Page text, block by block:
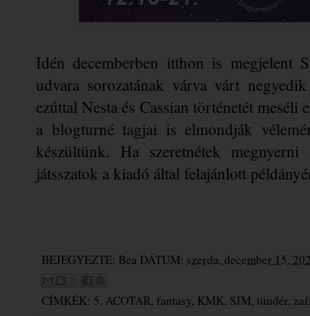
Idén decemberben itthon is megjelent
udvara sorozatának várva várt
ezúttal Nesta és Cassian történetét
a blogturné tagjai is elmondják
készültünk. Ha szeretnétek
játsszatok a kiadó által felajánlott
BEJEGYEZTE: Bea DÁTUM: szerda, december 15,
CÍMKÉK: 5, ACOTAR, fantasy, KMK, SJM, tündér,